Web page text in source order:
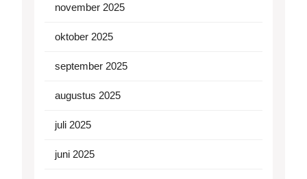
november 2025
oktober 2025
september 2025
augustus 2025
juli 2025
juni 2025